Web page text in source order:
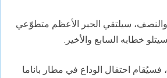
والنصف، سيلتقي الحبر الأعظم متطوّعي
خطابه السابع والأخير.
احتفال الوداع في مطار باناما